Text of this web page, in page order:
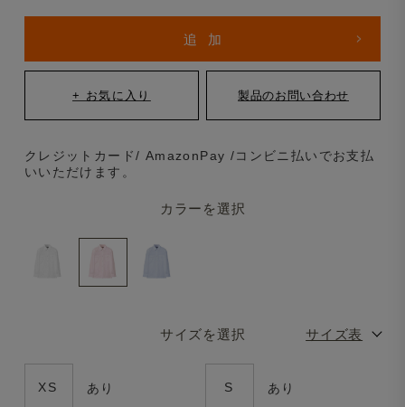
カラーを選択
サイズを選択 サイズ表
XS あり S あり
クレジットカード/ AmazonPay /コンビニ払いでお支払
いいただけます。